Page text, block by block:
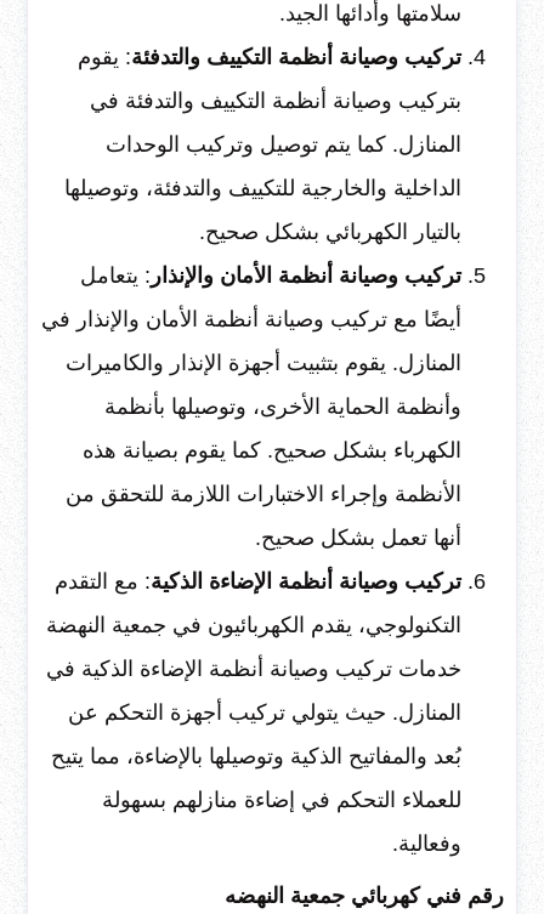
سلامتها وأدائها الجيد.
تركيب وصيانة أنظمة التكييف والتدفئة: يقوم
بتركيب وصيانة أنظمة التكييف والتدفئة في
المنازل. كما يتم توصيل وتركيب الوحدات
الداخلية والخارجية للتكييف والتدفئة، وتوصيلها
بالتيار الكهربائي بشكل صحيح.
تركيب وصيانة أنظمة الأمان والإنذار : يتعامل
أيضًا مع تركيب وصيانة أنظمة الأمان والإنذار في
المنازل. يقوم بتثبيت أجهزة الإنذار والكاميرات
وأنظمة الحماية الأخرى، وتوصيلها بأنظمة
الكهرباء بشكل صحيح. كما يقوم بصيانة هذه
الأنظمة وإجراء الاختبارات اللازمة للتحقق من
أنها تعمل بشكل صحيح.
تركيب وصيانة أنظمة الإضاءة الذكية: مع التقدم
التكنولوجي، يقدم الكهربائيون في جمعية النهضة
خدمات تركيب وصيانة أنظمة الإضاءة الذكية في
المنازل. حيث يتولي تركيب أجهزة التحكم عن
بُعد والمفاتيح الذكية وتوصيلها بالإضاءة، مما يتيح
للعملاء التحكم في إضاءة منازلهم بسهولة
وفعالية.
رقم فني كهربائي جمعية النهضه